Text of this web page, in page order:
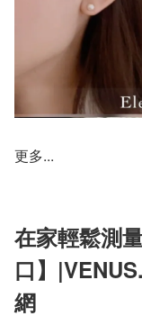
更多...
在家輕鬆測
口】
網